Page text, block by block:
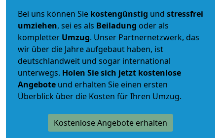
Bei uns können Sie kostengünstig und stressfrei
umziehen, sei es als Beiladung oder als
kompletter Umzug. Unser Partnernetzwerk, das
wir über die Jahre aufgebaut haben, ist
deutschlandweit und sogar international
unterwegs. Holen Sie sich jetzt kostenlose
Angebote und erhalten Sie einen ersten
Überblick über die Kosten für Ihren Umzug.
Kostenlose Angebote erhalten